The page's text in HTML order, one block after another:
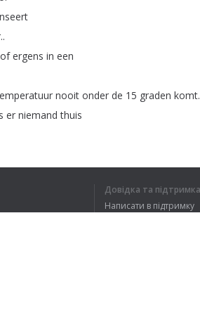
..
of ergens in een
nooit onder de 15 graden komt.
er niemand thuis
Довідка та підтримка
Написати в підтримку